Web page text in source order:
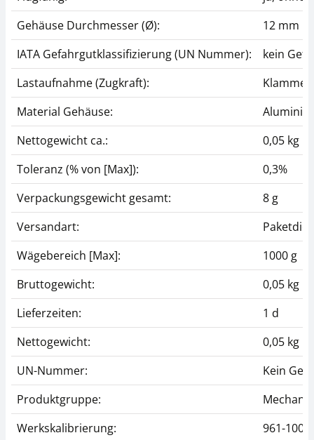
Gehäuse Durchmesser (Ø):
12 mm
IATA Gefahrgutklassifizierung (UN Nummer):
kein
Lastaufnahme (Zugkraft):
Klammer
Material Gehäuse:
Nettogewicht ca.:
0,05 kg
Toleranz (% von [Max]):
0,3%
Verpackungsgewicht gesamt:
8 g
Versandart:
Wägebereich [Max]:
1000 g
Bruttogewicht:
0,05 kg
Lieferzeiten:
1 d
Nettogewicht:
0,05 kg
UN-Nummer:
Kein
Produktgruppe:
Werkskalibrierung:
961-100